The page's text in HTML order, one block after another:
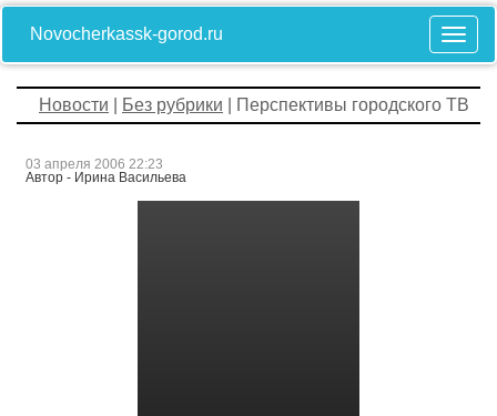
Novocherkassk-gorod.ru
Новости Без рубрики | Перспективы городского ТВ
03 апреля 2006 22:23
Автор - Ирина Васильева